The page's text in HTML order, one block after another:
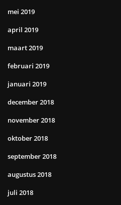
mei 2019
april 2019
maart 2019
februari 2019
januari 2019
december 2018
november 2018
oktober 2018
september 2018
augustus 2018
juli 2018